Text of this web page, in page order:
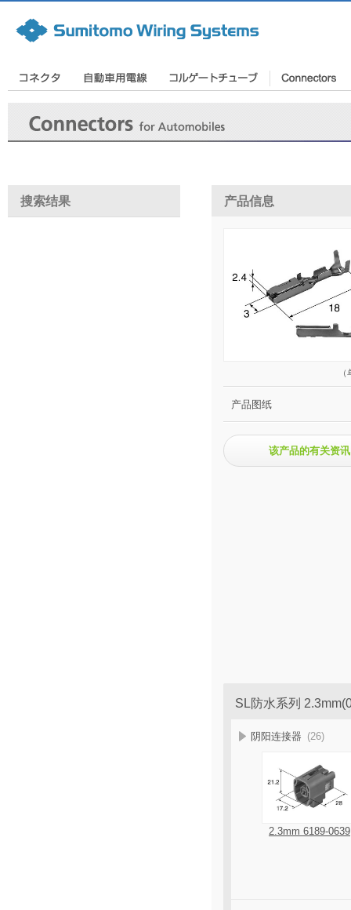
产品信息
产品图纸
该产品的有关资讯
SL防水系列
阴阳连接器 (26)
2.3mm 6189-0639
搜索结果